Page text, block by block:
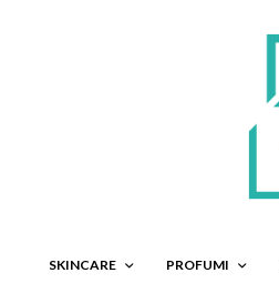
SKINCARE PROFUMI